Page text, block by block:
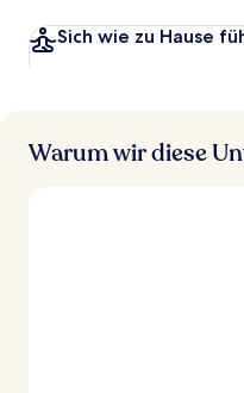
Sich wie zu Hause
Warum wir diese